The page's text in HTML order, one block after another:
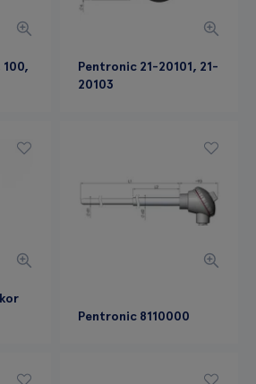
Pentronic 21-20101, 21-
20103
Pentronic 8110000